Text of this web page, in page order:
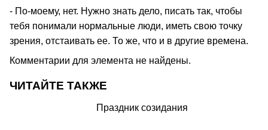
- По-моему, нет. Нужно знать дело, писать так, чтобы
тебя понимали нормальные люди, иметь свою точку
зрения, отстаивать ее. То же, что и в другие времена.
Комментарии для элемента не найдены.
ЧИТАЙТЕ ТАКЖЕ
Праздник созидания